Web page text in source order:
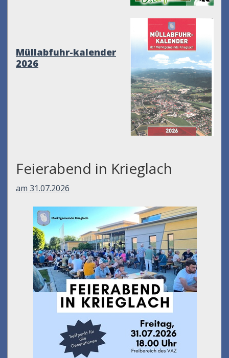
Müllabfuhr-kalender
2026
Feierabend in Krieglach
am 31.07.2026